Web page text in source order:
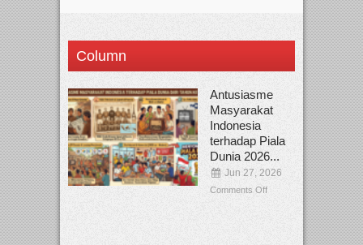
Column
Antusiasme
Masyarakat
Indonesia
terhadap Piala
Dunia 2026...
Jun 27, 2026
Comments Off